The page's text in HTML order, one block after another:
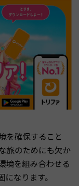
を確保すること
旅のためにも欠か
境を組み合わせる
なります。